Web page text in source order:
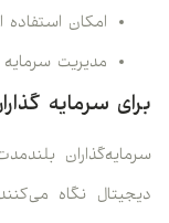
امکان استفاده
مدیریت
برای سرمایه‌
سرمایه‌گذاران